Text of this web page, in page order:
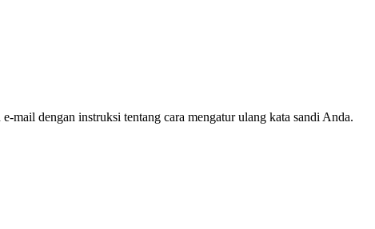
mail dengan instruksi tentang cara mengatur ulang kata sandi Anda.